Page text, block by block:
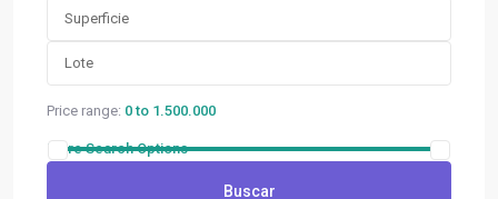
Price range: 0 to 1.500.000
More Search Options
Buscar